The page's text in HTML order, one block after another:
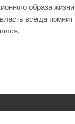
образа
всегда